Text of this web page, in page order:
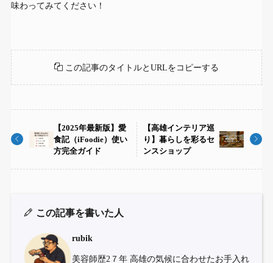
味わってみてください！
この記事のタイトルとURLをコピーする
【2025年最新版】愛
食記（iFoodie）使い
方完全ガイド
【高雄インテリア巡
り】暮らしを彩るセ
ンスショップ
この記事を書いた人
rubik
美容師歴2７年 高雄の気候に合わせたお手入れ